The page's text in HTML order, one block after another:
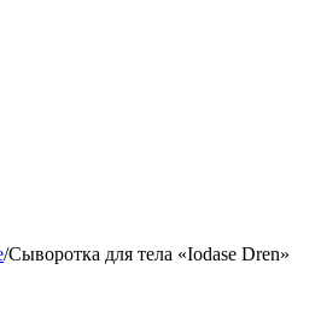
/Сыворотка для тела «Iodase Dren»